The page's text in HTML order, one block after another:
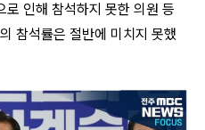
인해 참석하지 못한 의원 등
참석률은 절반에 미치지 못했